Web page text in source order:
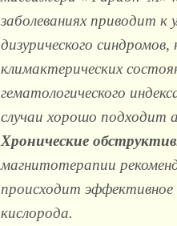
заболеваниях приводит
дизурического
климактерических
гематологического
случаи хорошо
Хронические
магнитотерапии
происходит эффективное
кислорода.